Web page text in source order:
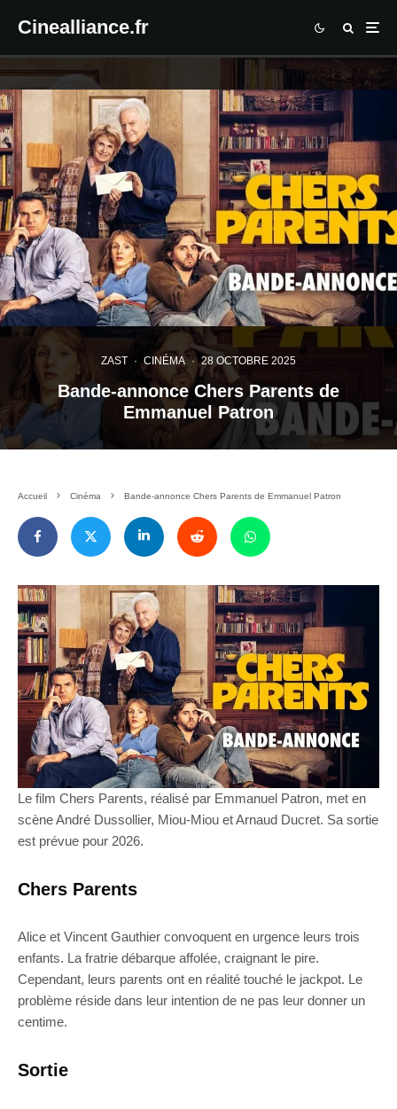
Cinealliance.fr
ZAST · CINÉMA · 28 OCTOBRE 2025
Bande-annonce Chers Parents de
Emmanuel Patron
Accueil Cinéma Bande-annonce Chers Parents de Emmanuel Patron
Le film Chers Parents, réalisé par Emmanuel Patron, met en
scène André Dussollier, Miou-Miou et Arnaud Ducret. Sa sortie
est prévue pour 2026.
Chers Parents
Alice et Vincent Gauthier convoquent en urgence leurs trois
enfants. La fratrie débarque affolée, craignant le pire.
Cependant, leurs parents ont en réalité touché le jackpot. Le
problème réside dans leur intention de ne pas leur donner un
centime.
Sortie